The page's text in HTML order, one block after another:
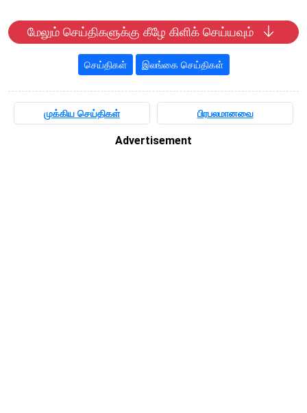
மேலும் செய்திகளுக்கு கீழே கிளிக் செய்யவும்
செய்திகள் இலங்கை செய்திகள்
முக்கிய செய்திகள் பிரபலமானவை
Advertisement